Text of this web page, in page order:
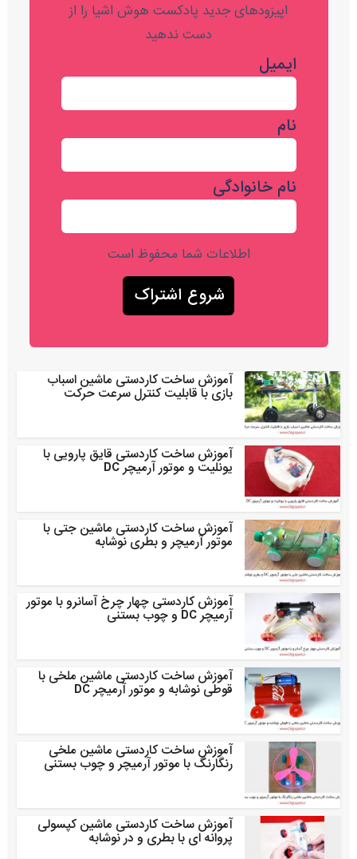
اپیزودهای جدید پادکست هوش اشیا را از
دست ندهید
ایمیل
نام
نام خانوادگی
اطلاعات شما محفوظ است
آموزش ساخت کاردستی ماشین اسباب
بازی با قابلیت کنترل سرعت حرکت
آموزش ساخت کاردستی قایق پارویی با
یونلیت و موتور آرمیچر DC
آموزش ساخت کاردستی ماشین جتی با
موتور آرمیچر و بطری نوشابه
آموزش کاردستی چهار چرخ آسانرو با موتور
آرمیچر DC و چوب بستنی
آموزش ساخت کاردستی ماشین ملخی با
قوطی نوشابه و موتور آرمیچر DC
آموزش ساخت کاردستی ماشین ملخی
رنگارنگ با موتور آرمیچر و چوب بستنی
آموزش ساخت کاردستی ماشین کپسولی
پروانه ای با بطری و در نوشابه